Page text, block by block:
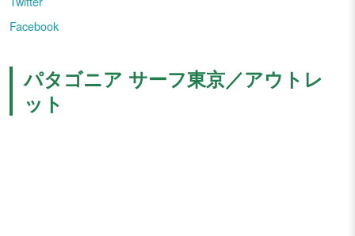
Facebook
パタゴニア サーフ東京／アウトレ
ット